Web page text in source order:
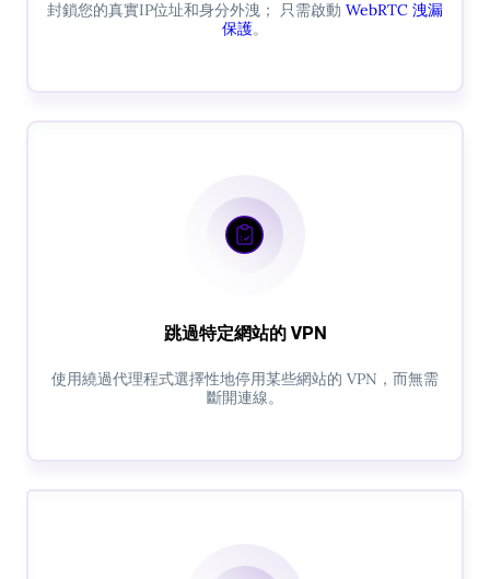
封鎖您的真實IP位址和身分外洩； 只需啟動 WebRTC 洩漏
保護。
跳過特定網站的 VPN
使用繞過代理程式選擇性地停用某些網站的 VPN，而無需
斷開連線。